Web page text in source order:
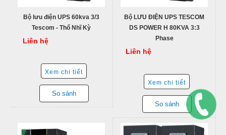
Bộ lưu điện UPS 60kva 3/3
Tescom - Thổ Nhĩ Kỳ
Liên hệ
Xem chi tiết
So sánh
Bộ LƯU ĐIỆN UPS TESCOM
DS POWER H 80KVA 3:3
Phase
Liên hệ
Xem chi tiết
So sánh